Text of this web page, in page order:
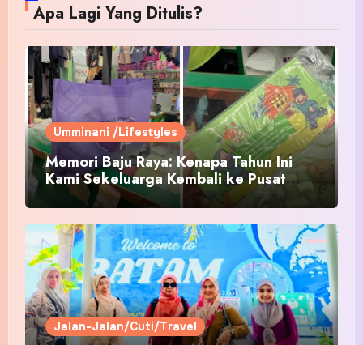
Apa Lagi Yang Ditulis?
Umminani /Lifestyles
Memori Baju Raya: Kenapa Tahun Ini
Kami Sekeluarga Kembali ke Pusat
Pakaian Hari-Hari?
Jalan-Jalan/Cuti/Travel